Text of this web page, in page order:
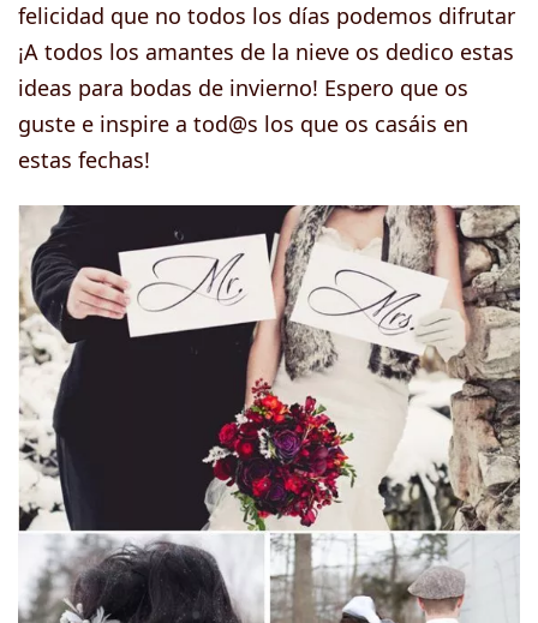
felicidad que no todos los días podemos difrutar
¡A todos los amantes de la nieve os dedico estas
ideas para bodas de invierno! Espero que os
guste e inspire a tod@s los que os casáis en
estas fechas!